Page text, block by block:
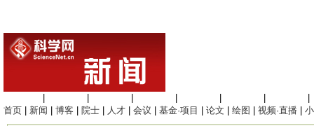
首页
新闻 博客 院士 人才 会议 基金·项目 论文 绘图 视频·直播